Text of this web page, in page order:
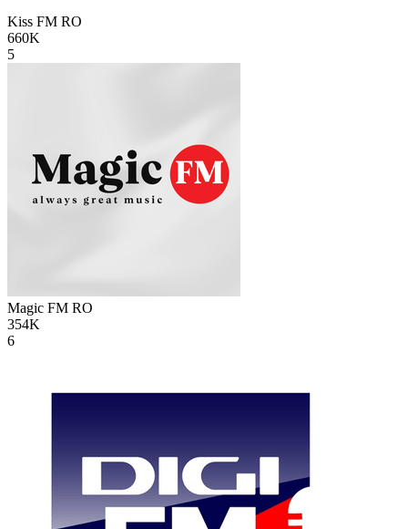
Kiss FM RO
660K
5
Magic FM RO
354K
6